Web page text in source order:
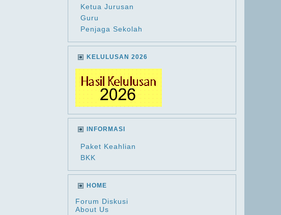
Ketua Jurusan
Guru
Penjaga Sekolah
KELULUSAN 2026
INFORMASI
Paket Keahlian
BKK
HOME
Forum Diskusi
About Us